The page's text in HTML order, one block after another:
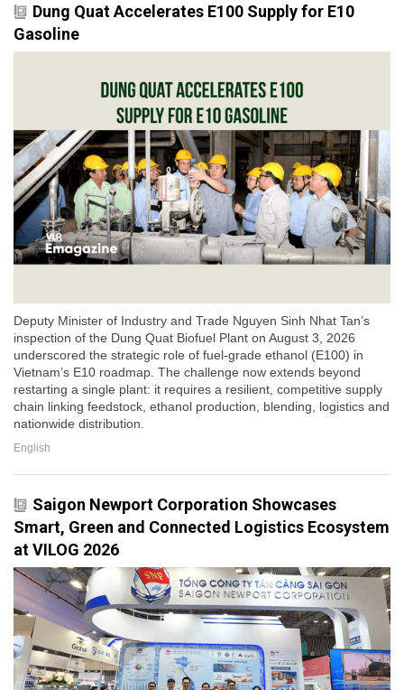
Dung Quat Accelerates E100 Supply for E10
Gasoline
Deputy Minister of Industry and Trade Nguyen Sinh Nhat Tan’s
inspection of the Dung Quat Biofuel Plant on August 3, 2026
underscored the strategic role of fuel-grade ethanol (E100) in
Vietnam’s E10 roadmap. The challenge now extends beyond
restarting a single plant: it requires a resilient, competitive supply
chain linking feedstock, ethanol production, blending, logistics and
nationwide distribution.
English
Saigon Newport Corporation Showcases
Smart, Green and Connected Logistics Ecosystem
at VILOG 2026